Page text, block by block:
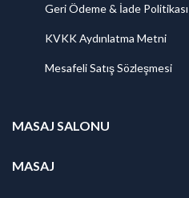
Geri Ödeme & İade Politikası
KVKK Aydınlatma Metni
Mesafeli Satış Sözleşmesi
MASAJ SALONU
MASAJ